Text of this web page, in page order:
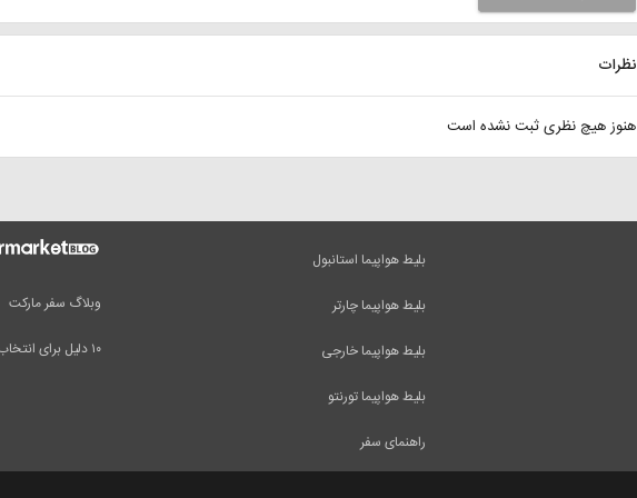
نظرات
هنوز هیچ نظری ثبت نشده است
وبلاگ سفر مارکت
۱۰ دلیل برای انتخاب سفر مارکت
بلیط هواپیما استانبول
بلیط هواپیما چارتر
بلیط هواپیما خارجی
بلیط هواپیما تورنتو
راهنمای سفر